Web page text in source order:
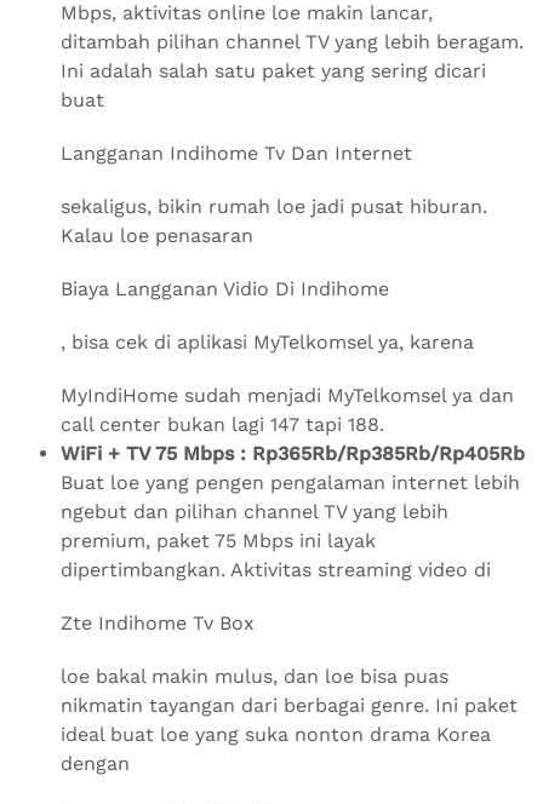
Mbps, aktivitas online loe makin lancar,
ditambah pilihan channel TV yang lebih beragam.
Ini adalah salah satu paket yang sering dicari
buat
Langganan Indihome Tv Dan Internet
sekaligus, bikin rumah loe jadi pusat hiburan.
Kalau loe penasaran
Biaya Langganan Vidio Di Indihome
, bisa cek di aplikasi MyTelkomsel ya, karena
MyIndiHome sudah menjadi MyTelkomsel ya dan
call center bukan lagi 147 tapi 188.
WiFi + TV 75 Mbps : Rp365Rb/Rp385Rb/Rp405Rb
Buat loe yang pengen pengalaman internet lebih
ngebut dan pilihan channel TV yang lebih
premium, paket 75 Mbps ini layak
dipertimbangkan. Aktivitas streaming video di
Zte Indihome Tv Box
loe bakal makin mulus, dan loe bisa puas
nikmatin tayangan dari berbagai genre. Ini paket
ideal buat loe yang suka nonton drama Korea
dengan